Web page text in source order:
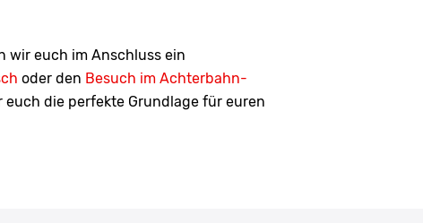
wir euch im Anschluss ein
oder den Besuch im Achterbahn-
euch die perfekte Grundlage für euren